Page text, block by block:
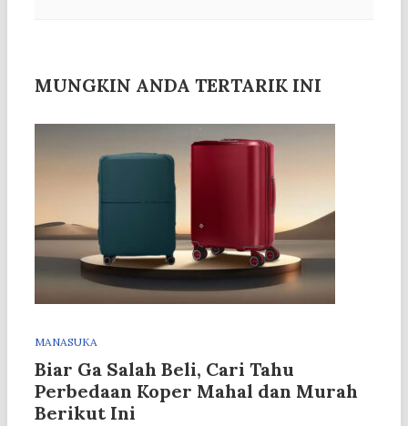
MUNGKIN ANDA TERTARIK INI
MANASUKA
Biar Ga Salah Beli, Cari Tahu
Perbedaan Koper Mahal dan Murah
Berikut Ini